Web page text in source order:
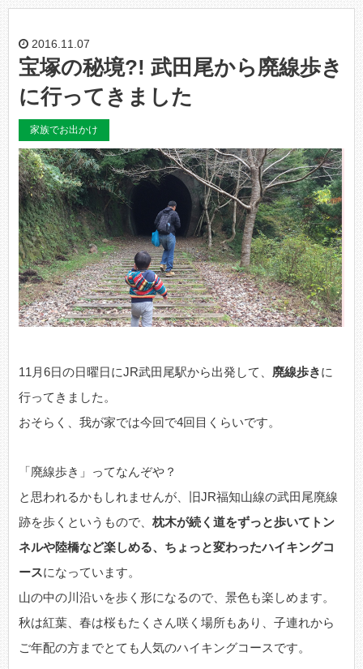
2016.11.07
宝塚の秘境?! 武田尾から廃線歩き
に行ってきました
家族でお出かけ
11月6日の日曜日にJR武田尾駅から出発して、 廃線歩きに
行ってきました。
おそらく、我が家では今回で4回目くらいです。
「廃線歩き」ってなんぞや？
と思われるかもしれませんが、旧JR福知山線の武田尾廃線
跡を歩くというもので、 枕木が続く道をずっと歩いてトン
ネルや陸橋など楽しめる、ちょっと変わったハイキングコ
ースになっています。
山の中の川沿いを歩く形になるので、景色も楽しめます。
秋は紅葉、春は桜もたくさん咲く場所もあり、子連れから
ご年配の方までとても人気のハイキングコースです。